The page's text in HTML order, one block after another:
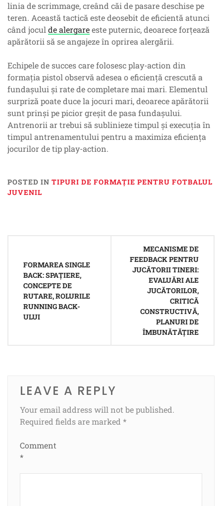
linia de scrimmage, creând căi de pasare deschise pe
teren. Această tactică este deosebit de eficientă atunci
când jocul de alergareeste puternic, deoarece forțează
apărătorii să se angajeze în oprirea alergării.
Echipele de succes care folosesc play-action din
formația pistol observă adesea o eficiență crescută a
fundașului și rate de completare mai mari. Elementul
surpriză poate duce la jocuri mari, deoarece apărătorii
sunt prinși pe picior greșit de pasa fundașului.
Antrenorii ar trebui să sublinieze timpul și execuția în
timpul antrenamentului pentru a maximiza eficiența
jocurilor de tip play-action.
POSTED IN TIPURI DE FORMAȚIE PENTRU FOTBALUL
JUVENIL
FORMAREA SINGLE
BACK: SPAȚIERE,
CONCEPTE DE
RUTARE, ROLURILE
RUNNING BACK-
ULUI
MECANISME DE
FEEDBACK PENTRU
JUCĂTORII TINERI:
EVALUĂRI ALE
JUCĂTORILOR,
CRITICĂ
CONSTRUCTIVĂ,
PLANURI DE
ÎMBUNĂTĂȚIRE
LEAVE A REPLY
Your email address will not be published.
Required fields are marked *
Comment
*